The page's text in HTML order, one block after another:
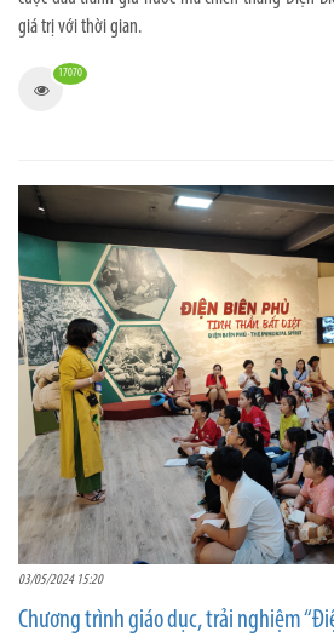
giá trị với thời gian.
17070
03/05/2024 15:20
Chương trình giáo dục, trải nghiệm